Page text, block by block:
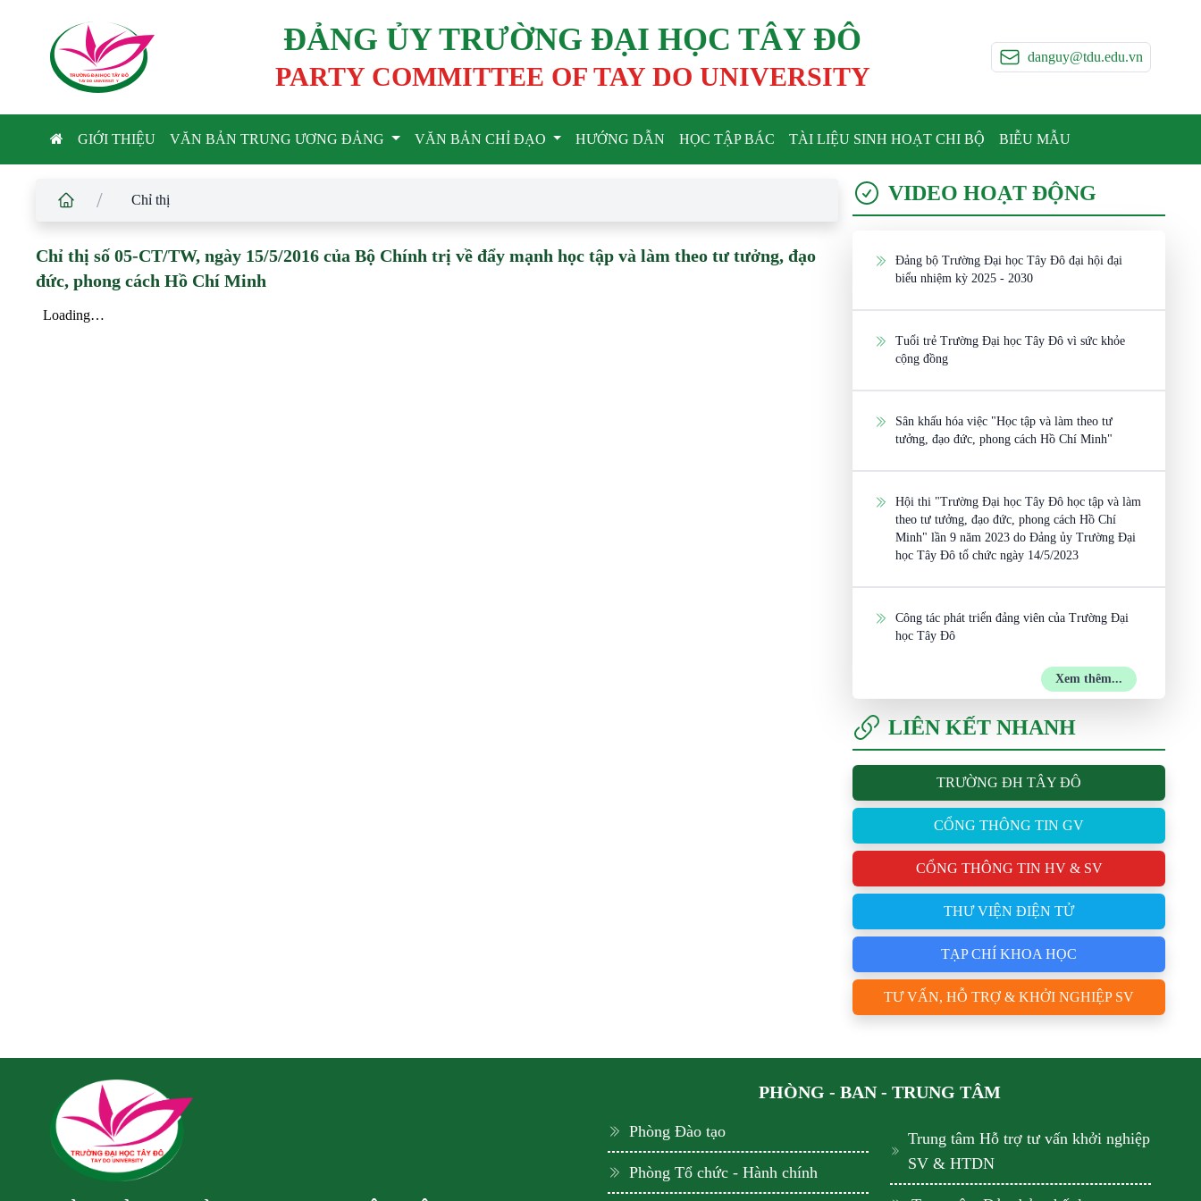
TRƯỜNG ĐẠI HỌC TÂY ĐÔ
TAY DO UNIVERSIT Y
ĐẢNG ỦY TRƯỜNG ĐẠI HỌC TÂY ĐÔ
PARTY COMMITTEE OF TAY DO UNIVERSITY
danguy@tdu.edu.vn
GIỚI THIỆU VĂN BẢN TRUNG ƯƠNG ĐẢNG VĂN BẢN CHỈ ĐẠO HƯỚNG DẪN HỌC TẬP BÁC TÀI LIỆU SINH HOẠT CHI BỘ BIỄU MẪU
/ Chỉ thị
Chỉ thị số 05-CT/TW, ngày 15/5/2016 của Bộ Chính trị về đẩy mạnh học tập và làm theo tư tưởng, đạo
đức, phong cách Hồ Chí Minh
VIDEO HOẠT ĐỘNG
Đảng bộ Trường Đại học Tây Đô đại hội đại
biểu nhiệm kỳ 2025 - 2030
Tuổi trẻ Trường Đại học Tây Đô vì sức khỏe
cộng đồng
Sân khấu hóa việc "Học tập và làm theo tư
tưởng, đạo đức, phong cách Hồ Chí Minh"
Hội thi "Trường Đại học Tây Đô học tập và làm
theo tư tưởng, đạo đức, phong cách Hồ Chí
Minh" lần 9 năm 2023 do Đảng ủy Trường Đại
học Tây Đô tổ chức ngày 14/5/2023
Công tác phát triển đảng viên của Trường Đại
học Tây Đô
Xem thêm...
LIÊN KẾT NHANH
TRƯỜNG ĐH TÂY ĐÔ
CỔNG THÔNG TIN GV
CỔNG THÔNG TIN HV & SV
THƯ VIỆN ĐIỆN TỬ
TẠP CHÍ KHOA HỌC
TƯ VẤN, HỖ TRỢ & KHỞI NGHIỆP SV
PHÒNG - BAN - TRUNG TÂM
Phòng Đào tạo
Phòng Tổ chức - Hành chính
Trung tâm Hỗ trợ tư vấn khởi nghiệp
SV & HTDN